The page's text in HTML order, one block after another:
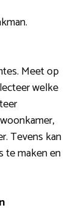
Meet op
welke
Tevens kan
te maken en